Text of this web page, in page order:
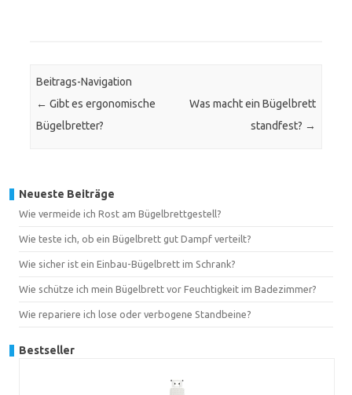
Beitrags-Navigation
← Gibt es ergonomische
Bügelbretter?
Was macht ein Bügelbrett
standfest? →
Neueste Beiträge
Wie vermeide ich Rost am Bügelbrettgestell?
Wie teste ich, ob ein Bügelbrett gut Dampf verteilt?
Wie sicher ist ein Einbau-Bügelbrett im Schrank?
Wie schütze ich mein Bügelbrett vor Feuchtigkeit im Badezimmer?
Wie repariere ich lose oder verbogene Standbeine?
Bestseller